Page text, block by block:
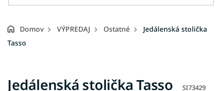
Domov VÝPREDAJ Ostatné
Jedálenská stolička
Tasso
Jedálenská stolička Tasso SI73429